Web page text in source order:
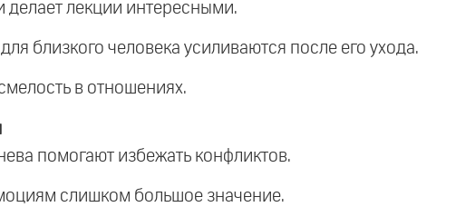
делает лекции интересными.
близкого человека усиливаются после его ухода.
в отношениях.
помогают избежать конфликтов.
слишком большое значение.